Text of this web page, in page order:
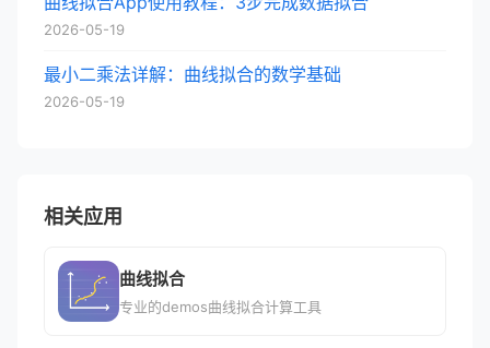
2026-05-19
最小二乘法详解：曲线拟合的数学基础
2026-05-19
相关应用
曲线拟合
专业的demos曲线拟合计算工具